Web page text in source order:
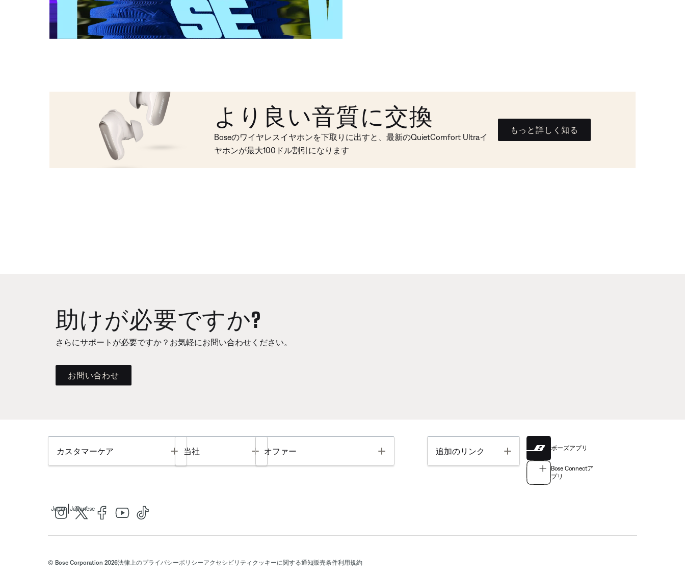
より良い音質に交換
Boseのワイヤレスイヤホンを下取りに出すと、最新のQuietComfort Ultraイ
ヤホンが最大100ドル割引になります
もっと詳しく知る
助けが必要ですか?
さらにサポートが必要ですか？お気軽にお問い合わせください。
お問い合わせ
カスタマーケア Toggle
当社 Toggle
オファー Toggle 追加のリンク Toggle ボーズアプリ
Bose Connectア
プリ
Japan Japanese
© Bose Corporation 2026法律上のプライバシーポリシーアクセシビリティ クッキーに関する通知販売条件利用規約